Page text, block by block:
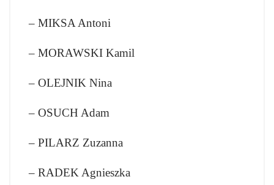
– MIKSA Antoni
– MORAWSKI Kamil
– OLEJNIK Nina
– OSUCH Adam
– PILARZ Zuzanna
– RADEK Agnieszka